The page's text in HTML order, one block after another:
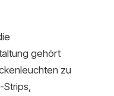
gehört
zu